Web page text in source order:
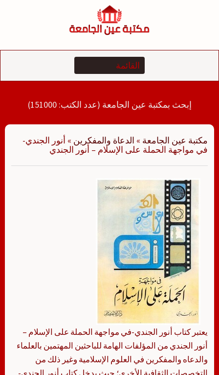
إبحث بمكتبة عين الجامعة (عدد الكتب: 151000)
مكتبة عين الجامعة » الدعاة والمفكرين » أنور الجندي-
في مواجهة الحملة على الإسلام – أنور الجندي
يعتبر كتاب أنور الجندي-في مواجهة الحملة على الإسلام –
أنور الجندي من المؤلفات الهامة للباحثين المهتمين بالعلماء
والدعاه والمفكرين في العلوم الإسلامية وغير ذلك من